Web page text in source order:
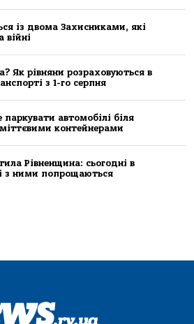
із двома Захисниками, які
війні
Як рівняни розраховуються в
з 1-го серпня
паркувати автомобілі біля
контейнерами
Рівненщина: сьогодні в
з ними попрощаються